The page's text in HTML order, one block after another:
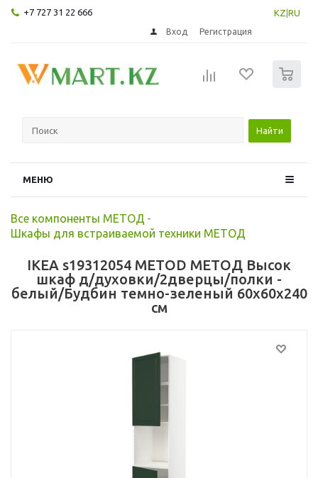
+7 727 31 22 666 KZ RU
Вход Регистрация
Найти
МЕНЮ
Все компоненты МЕТОД -
Шкафы для встраиваемой техники МЕТОД
IKEA s19312054 METOD МЕТОД Высок
шкаф д/духовки/2дверцы/полки -
белый/Будбин темно-зеленый 60x60x240
см